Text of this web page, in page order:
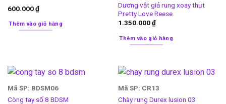
600.000₫
Thêm vào giỏ hàng
Dương vật giả rung xoay thụt
Pretty Love Reese
1.350.000₫
Thêm vào giỏ hàng
Mã SP: BDSM06
Còng tay số 8 BDSM
Mã SP: CR13
Chày rung Durex lusion 03